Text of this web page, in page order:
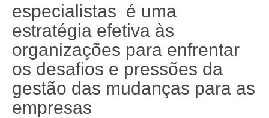
especialistas é uma
estratégia efetiva às
organizações para enfrentar
os desafios e pressões da
gestão das mudanças para as
empresas